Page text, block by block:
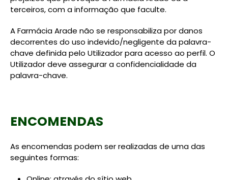
terceiros, com a informação que faculte.
A Farmácia Arade não se responsabiliza por danos
decorrentes do uso indevido/negligente da palavra-
chave definida pelo Utilizador para acesso ao perfil. O
Utilizador deve assegurar a confidencialidade da
palavra-chave.
ENCOMENDAS
As encomendas podem ser realizadas de uma das
seguintes formas: